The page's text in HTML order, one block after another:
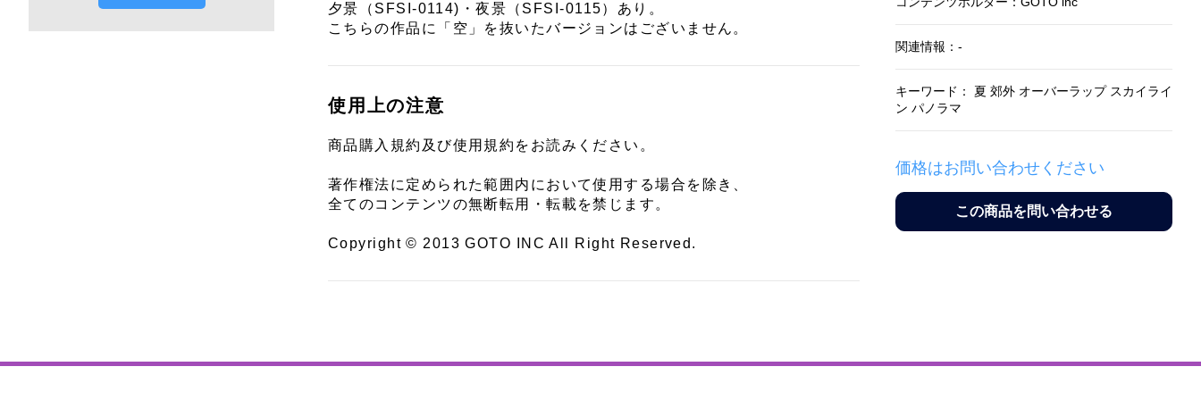
夕景（SFSI-0114)・夜景（SFSI-0115）あり。
こちらの作品に「空」を抜いたバージョンはございません。
使用上の注意
商品購入規約及び使用規約をお読みください。
著作権法に定められた範囲内において使用する場合を除き、
全てのコンテンツの無断転用・転載を禁じます。
Copyright © 2013 GOTO INC All Right Reserved.
関連情報：-
キーワード： 夏 郊外 オーバーラップ スカイライ
ン パノラマ
価格はお問い合わせください
この商品を問い合わせる